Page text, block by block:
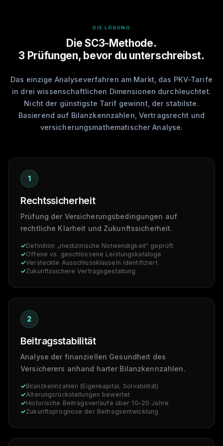
DIE LÖSUNG
Die SC3-Methode.
3 Prüfungen, bevor du unterschreibst.
Das einzige Analyseverfahren am Markt, das PKV-Tarife
in drei wissenschaftlichen Dimensionen durchleuchtet.
Nicht der günstigste Tarif gewinnt, der stabilste.
Basierend auf Bilanzkennzahlen, Vertragsrecht und
versicherungsmathematischer Analyse.
1
Rechtssicherheit
Prüfung der Versicherungsbedingungen auf
rechtliche Klarheit und Zukunftssicherheit.
Definition „medizinische Notwendigkeit" geprüft
Offene vs. geschlossene Leistungskataloge
Versteckte Ausschlussklauseln identifiziert
Zukunftssichere Vertragsgestaltung
2
Beitragsstabilität
Analyse der finanziellen Gesundheit des
Versicherers anhand harter Bilanzkennzahlen.
Bilanzkennzahlen (Eigenkapital, Solvabilität)
Alterungsrückstellungen bewertet
Historische Beitragsverläufe über 10–20 Jahre
Zukunftsprognose der Beitragsentwicklung